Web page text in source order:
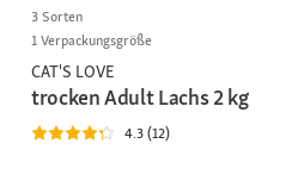
3 Sorten
1 Verpackungsgröße
CAT'S LOVE
trocken Adult Lachs 2 kg
4.3 (12)